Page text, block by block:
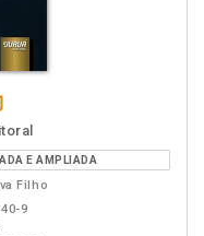
E AMPLIADA
Filho
9